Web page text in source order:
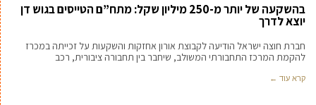
בהשקעה של יותר מ-250 מיליון שקל: מתח”ם הטייסים בגוש דן
יוצא לדרך
חברת חוצה ישראל הודיעה לקבוצת אורון אחזקות והשקעות על זכייתה במכרז
להקמת המרכז התחבורתי המשולב, שיחבר בין תחבורה ציבורית, רכב
קרא עוד ←